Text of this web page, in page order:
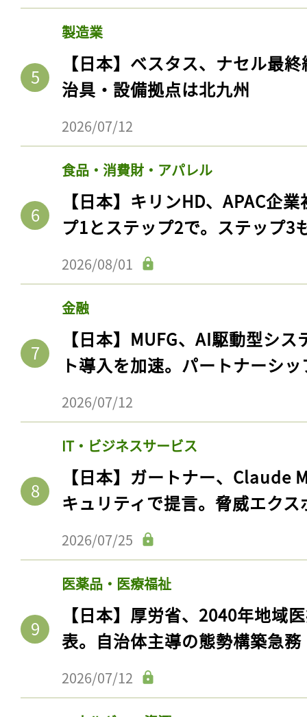
製造業
【日本】ベスタス、ナセル最
治具・設備拠点は北九州
2026/07/12
食品・消費財・アパレル
【日本】キリンHD、APAC企
プ1とステップ2で。ステップ3
2026/08/01
金融
【日本】MUFG、AI駆動型シ
ト導入を加速。パートナーシ
2026/07/12
IT・ビジネスサービス
【日本】ガートナー、Claude
キュリティで提言。脅威エク
2026/07/25
医薬品・医療福祉
【日本】厚労省、2040年地域
表。自治体主導の態勢構築急務
2026/07/12
記事をお気に入りに
ログインが必